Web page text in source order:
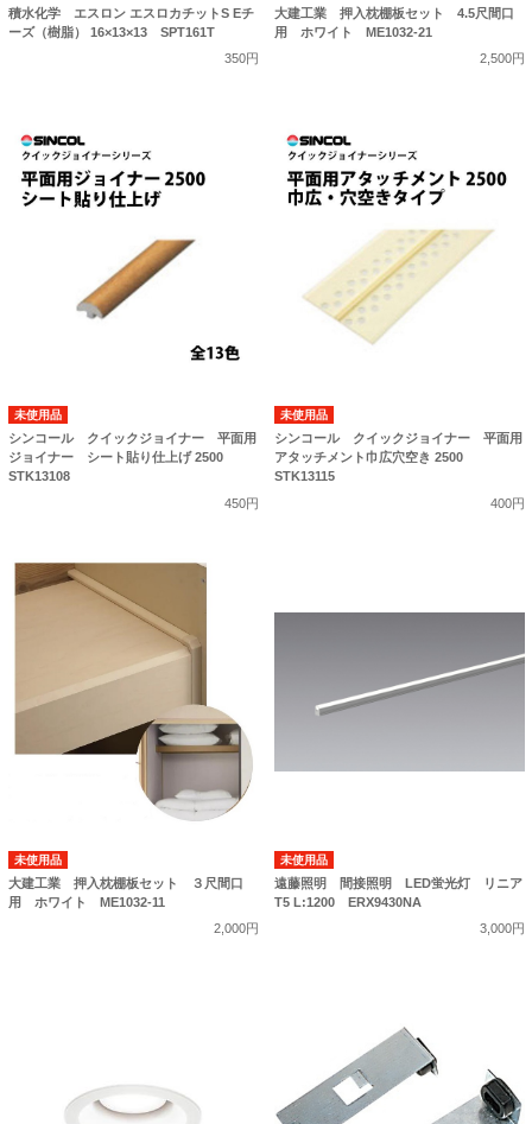
積水化学 エスロン エスロカチットS Eチ
ーズ（樹脂） 16×13×13 SPT161T
350円
大建工業 押入枕棚板セット 4.5尺間口
用 ホワイト ME1032-21
2,500円
未使用品
シンコール クイックジョイナー 平面用
ジョイナー シート貼り仕上げ 2500
STK13108
450円
未使用品
シンコール クイックジョイナー 平面用
アタッチメント巾広穴空き 2500
STK13115
400円
未使用品
大建工業 押入枕棚板セット ３尺間口
用 ホワイト ME1032-11
2,000円
未使用品
遠藤照明 間接照明 LED蛍光灯 リニア
T5 L:1200 ERX9430NA
3,000円